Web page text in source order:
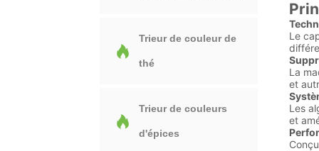
Trieur de couleur de
thé
Trieur de couleurs
d'épices
Le
La
et
Les
et